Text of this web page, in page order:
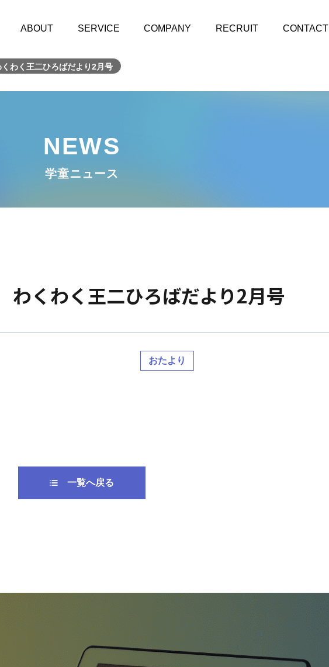
ABOUT SERVICE COMPANY RECRUIT CONTACT
わく王二ひろばだより2月号
NEWS
学童ニュース
くわく王二ひろばだより2月号
おたより
一覧へ戻る